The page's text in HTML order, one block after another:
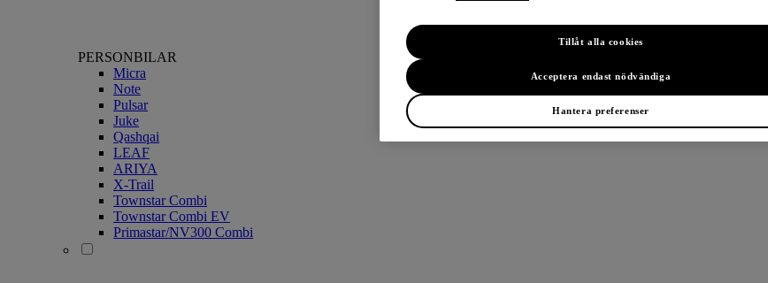
PERSONBILAR
Micra
Note
Pulsar
Juke
Qashqai
LEAF
ARIYA
X-Trail
Townstar Combi
Townstar Combi EV
Primastar/NV300 Combi
Hantera preferenser
Acceptera endast nödvändiga
Tillåt alla cookies